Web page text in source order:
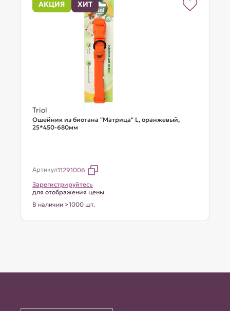
АКЦИЯ ХИТ
Triol
Ошейник из биотана "Матрица" L, оранжевый,
25*450-680мм
Артикул11291006
Зарегистрируйтесь
для отображения цены
В наличии >1000 шт.